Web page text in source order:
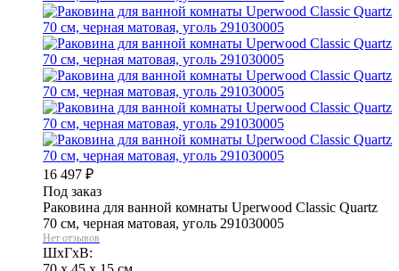
16 497 ₽
Под заказ
Раковина для ванной комнаты Uperwood Classic Quartz
70 см, черная матовая, уголь 291030005
Нет отзывов
ШхГхВ: